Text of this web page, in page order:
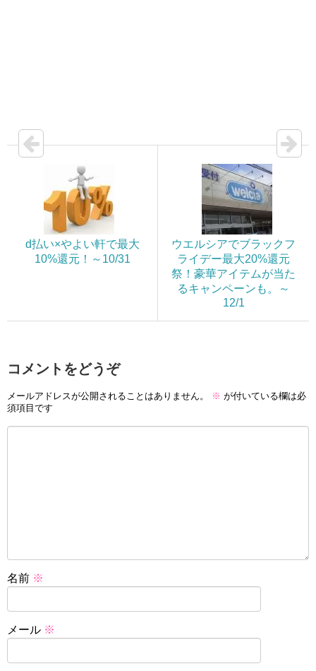
d払い×やよい軒で最大
10%還元！～10/31
ウエルシアでブラックフ
ライデー最大20%還元
祭！豪華アイテムが当た
るキャンペーンも。～
12/1
コメントをどうぞ
メールアドレスが公開されることはありません。 ※ が付いている欄は必
須項目です
名前 ※
メール ※